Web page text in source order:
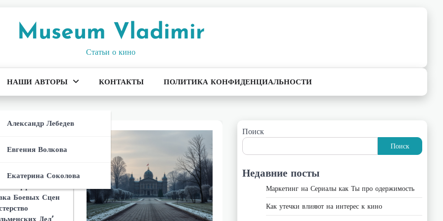
Museum Vladimir
Статьи о кино
И
В
Дел’:
Дел’:
Ли Сиквел
Дел’
И Создание
Эффекты И
Боевых Сцен
Дел’
НАШИ АВТОРЫ
Александр Лебедев
Евгения Волкова
Екатерина Соколова
КОНТАКТЫ ПОЛИТИКА КОНФИДЕНЦИАЛЬНОСТИ
Поиск
Поиск
Недавние посты
Маркетинг на Сериалы как Ты про одержимость
Как утечки влияют на интерес к кино